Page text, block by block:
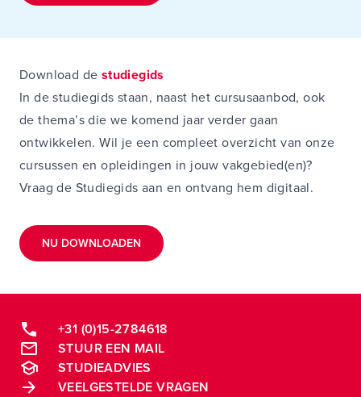
Download de studiegids
In de studiegids staan, naast het cursusaanbod, ook
de thema’s die we komend jaar verder gaan
ontwikkelen. Wil je een compleet overzicht van onze
cursussen en opleidingen in jouw vakgebied(en)?
Vraag de Studiegids aan en ontvang hem digitaal.
NU DOWNLOADEN
+31 (0)15-2784618
STUUR EEN MAIL
STUDIEADVIES
VEELGESTELDE VRAGEN